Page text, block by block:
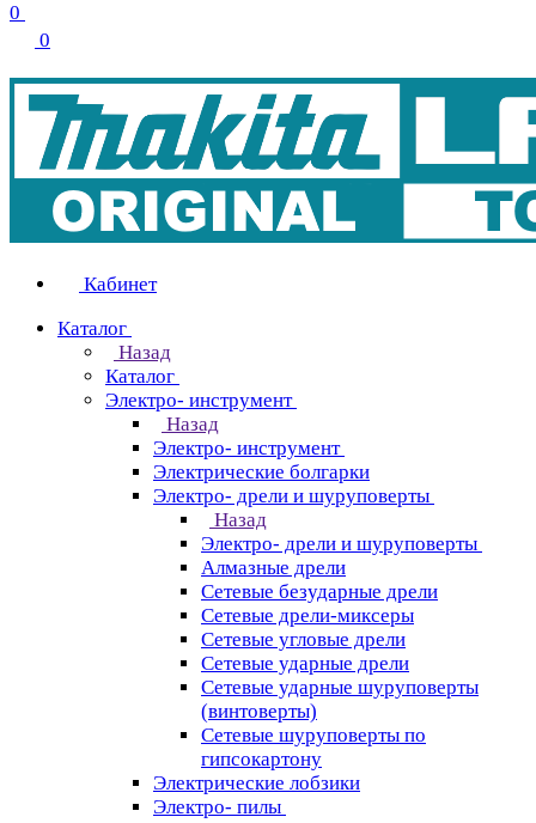
0
0
Кабинет
Каталог
Назад
Каталог
Электро- инструмент
Назад
Электро- инструмент
Электрические болгарки
Электро- дрели и шуруповерты
Назад
Электро- дрели и шуруповерты
Алмазные дрели
Сетевые безударные дрели
Сетевые дрели-миксеры
Сетевые угловые дрели
Сетевые ударные дрели
Сетевые ударные шуруповерты
(винтоверты)
Сетевые шуруповерты по
гипсокартону
Электрические лобзики
Электро- пилы